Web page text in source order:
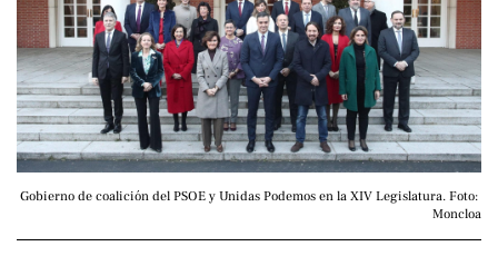
Gobierno de coalición del PSOE y Unidas Podemos en la XIV Legislatura. Foto:
Moncloa